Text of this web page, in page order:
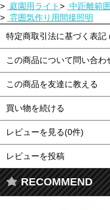
> 庭園用ライト> 中距離範
> 雰囲気作り用間接照明
特定商取引法に基づく表記
この商品について問い合わ
この商品を友達に教える
買い物を続ける
レビューを見る(0件)
レビューを投稿
RECOMMEND